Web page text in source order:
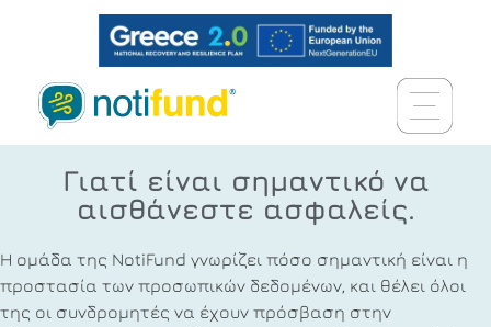
Γιατί είναι σημαντικό να
αισθάνεστε ασφαλείς.
Η ομάδα της NotiFund γνωρίζει πόσο σημαντική είναι η
προστασία των προσωπικών δεδομένων, και θέλει όλοι
της οι συνδρομητές να έχουν πρόσβαση στην